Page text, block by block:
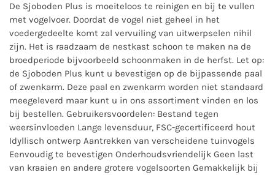
De Sjoboden Plus is moeiteloos te reinigen en bij te vullen
met vogelvoer. Doordat de vogel niet geheel in het
voedergedeelte komt zal vervuiling van uitwerpselen nihil
zijn. Het is raadzaam de nestkast schoon te maken na de
broedperiode bijvoorbeeld schoonmaken in de herfst. Let op:
de Sjoboden Plus kunt u bevestigen op de bijpassende paal
of zwenkarm. Deze paal en zwenkarm worden niet standaard
meegeleverd maar kunt u in ons assortiment vinden en los
bij bestellen. Gebruikersvoordelen: Bestand tegen
weersinvloeden Lange levensduur, FSC-gecertificeerd hout
Idyllisch ontwerp Aantrekken van verscheidene tuinvogels
Eenvoudig te bevestigen Onderhoudsvriendelijk Geen last
van kraaien en andere grotere vogelsoorten Gemakkelijk bij